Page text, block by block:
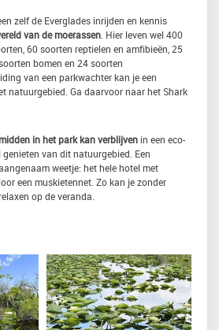
zelf de Everglades inrijden en kennis
van de moerassen . Hier leven wel 400
60 soorten reptielen en amfibieën, 25
bomen en 24 soorten
van een parkwachter kan je een
natuurgebied. Ga daarvoor naar het Shark
in het park kan verblijven in een eco-
van dit natuurgebied. Een
weetje: het hele hotel met
een muskietennet. Zo kan je zonder
op de veranda.